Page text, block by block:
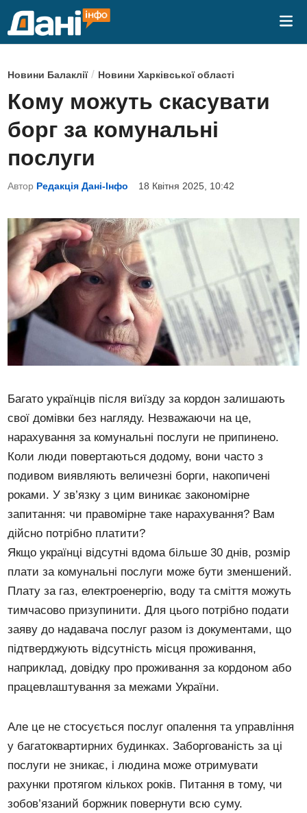
P
o
s
t
e
d
i
Новини Балаклії/ Новини Харківської області
Кому можуть скасувати
борг за комунальні
послуги
Автор Редакція Дані-Інфо 18 Квітня 2025, 10:42
Багато українців після виїзду за кордон залишають
свої домівки без нагляду. Незважаючи на це,
нарахування за комунальні послуги не припинено.
Коли люди повертаються додому, вони часто з
подивом виявляють величезні борги, накопичені
роками. У зв’язку з цим виникає закономірне
запитання: чи правомірне таке нарахування? Вам
дійсно потрібно платити?
Якщо українці відсутні вдома більше 30 днів, розмір
плати за комунальні послуги може бути зменшений.
Плату за газ, електроенергію, воду та сміття можуть
тимчасово призупинити. Для цього потрібно подати
заяву до надавача послуг разом із документами, що
підтверджують відсутність місця проживання,
наприклад, довідку про проживання за кордоном або
працевлаштування за межами України.
Але це не стосується послуг опалення та управління
у багатоквартирних будинках. Заборгованість за ці
послуги не зникає, і людина може отримувати
рахунки протягом кількох років. Питання в тому, чи
зобов’язаний боржник повернути всю суму.